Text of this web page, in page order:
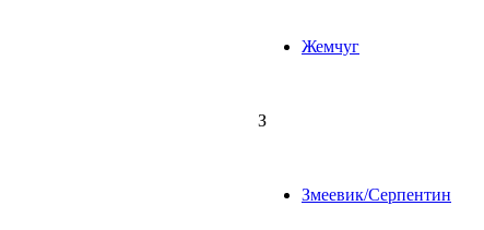
Жемчуг
З
Змеевик/Серпентин